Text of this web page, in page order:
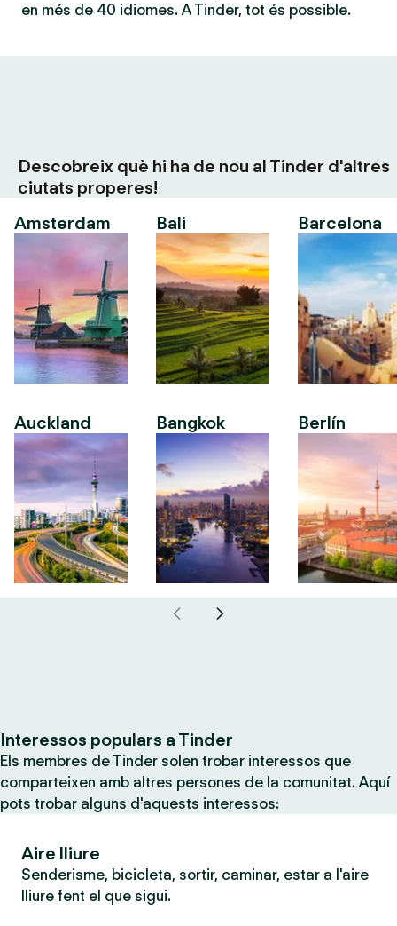
en més de 40 idiomes. A Tinder, tot és possible.
Descobreix què hi ha de nou al Tinder d'altres
ciutats properes!
Amsterdam
Auckland
Bali
Bangkok
Barcelona
Berlín
Interessos populars a Tinder
Els membres de Tinder solen trobar interessos que
comparteixen amb altres persones de la comunitat. Aquí
pots trobar alguns d'aquests interessos:
Aire lliure
Senderisme, bicicleta, sortir, caminar, estar a l'aire
lliure fent el que sigui.